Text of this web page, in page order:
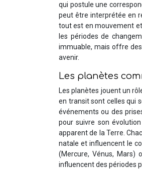
qui postule une
peut être interprétée en
tout est en mouvement
les périodes de
immuable, mais offre
avenir.
Les planètes
Les planètes jouent un
en transit sont celles qui
événements ou des
pour suivre son
apparent de la Terre.
natale et influencent le
(Mercure, Vénus, Mars)
influencent des périodes